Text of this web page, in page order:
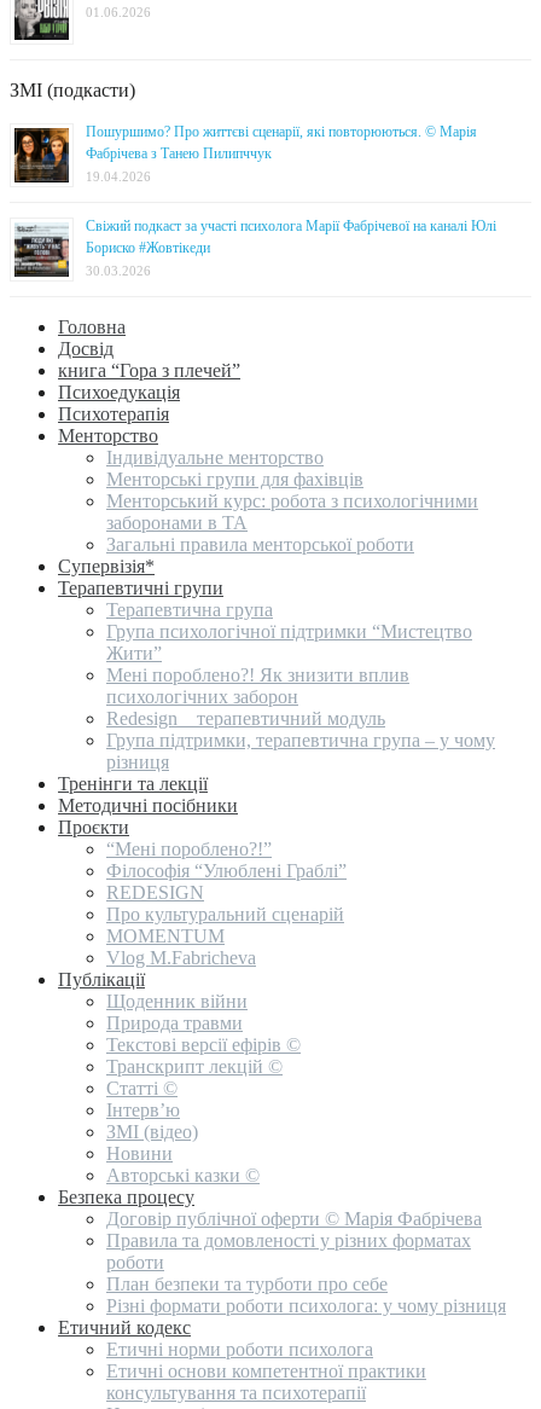
01.06.2026
ЗМІ (подкасти)
Пошуршимо? Про життєві сценарії, які повторюються. © Марія
Фабрічева з Танею Пилипччук
19.04.2026
Свіжий подкаст за участі психолога Марії Фабрічевої на каналі Юлі
Бориско #Жовтікеди
30.03.2026
Головна
Досвід
книга “Гора з плечей”
Психоедукація
Психотерапія
Менторство
Індивідуальне менторство
Менторські групи для фахівців
Менторський курс: робота з психологічними
заборонами в ТА
Загальні правила менторської роботи
Супервізія*
Терапевтичні групи
Терапевтична група
Група психологічної підтримки “Мистецтво
Жити”
Мені пороблено?! Як знизити вплив
психологічних заборон
Redesign _ терапевтичний модуль
Група підтримки, терапевтична група – у чому
різниця
Тренінги та лекції
Методичні посібники
Проєкти
“Мені пороблено?!”
Філософія “Улюблені Граблі”
REDESIGN
Про культуральний сценарій
MOMENTUM
Vlog M.Fabricheva
Публікації
Щоденник війни
Природа травми
Текстові версії ефірів ©
Транскрипт лекцій ©
Статті ©
Інтерв’ю
ЗМІ (відео)
Новини
Авторські казки ©
Безпека процесу
Договір публічної оферти © Марія Фабрічева
Правила та домовленості у різних форматах
роботи
План безпеки та турботи про себе
Різні формати роботи психолога: у чому різниця
Етичний кодекс
Етичні норми роботи психолога
Етичні основи компетентної практики
консультування та психотерапії